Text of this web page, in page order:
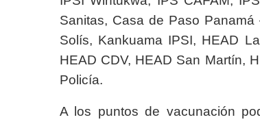
Sanitas, Casa de Paso
Solís, Kankuama IPSI, HEAD
HEAD CDV, HEAD San Martín,
Policía.
A los puntos de vacunación